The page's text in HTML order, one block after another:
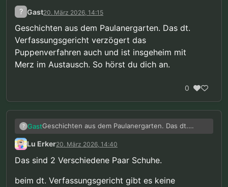
? Gast20. März 2026, 14:15
Geschichten aus dem Paulanergarten. Das dt.
Verfassungsgericht verzögert das
Puppenverfahren auch und ist insgeheim mit
Merz im Austausch. So hörst du dich an.
0
? GastGeschichten aus dem Paulanergarten. Das dt.
Verfassungsgericht verzögert das Puppenverfahren
auch und ist insgeheim mit Merz im Austausch. So
Lu Erker20. März 2026, 14:40
Das sind 2 Verschiedene Paar Schuhe.
beim dt. Verfassungsgericht gibt es keine